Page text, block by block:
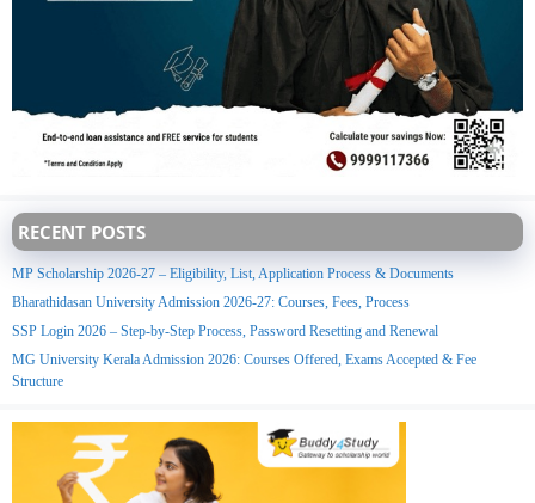
RECENT POSTS
MP Scholarship 2026-27 – Eligibility, List, Application Process & Documents
Bharathidasan University Admission 2026-27: Courses, Fees, Process
SSP Login 2026 – Step-by-Step Process, Password Resetting and Renewal
MG University Kerala Admission 2026: Courses Offered, Exams Accepted & Fee
Structure